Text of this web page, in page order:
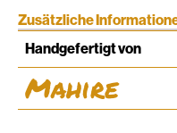
Zusätzliche
Handgefertigt von
Mahire